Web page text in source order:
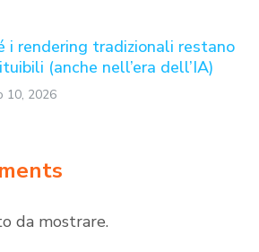
i rendering tradizionali restano
(anche nell’era dell’IA)
10, 2026
da mostrare.